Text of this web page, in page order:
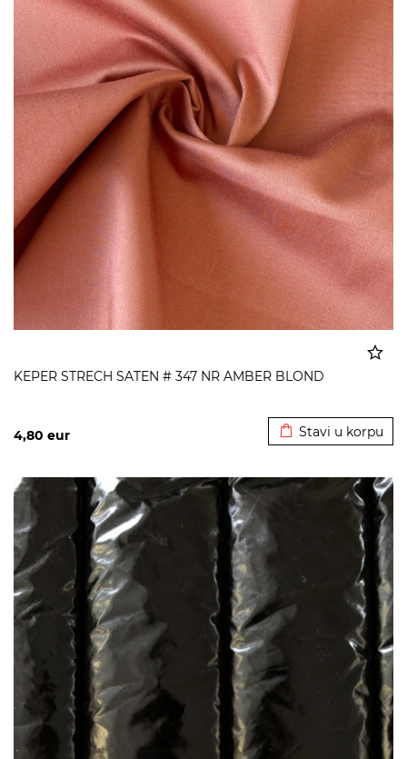
KEPER STRECH SATEN # 347 NR AMBER BLOND
4,80 eur Stavi u korpu